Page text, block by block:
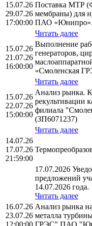
15.07.26
29.07.26
17:00:00
Поставка МТР
мембраны) для
ПАО «Юнипро».
Читать далее
15.07.26
21.07.26
16:00:00
Выполнение
генераторов,
«Смоленская
Читать далее
15.07.26
22.07.26
15:00:00
Анализ рынка.
рекультивации
филиала
(ЗП6071237)
Читать далее
14.07.26
17.07.26
21:59:00
17.07.2026
предложений
14.07.2026 года.
Читать далее
16.07.26
23.07.26
12:00:00
Анализ рынка
металла
ГРЭС" ПАО